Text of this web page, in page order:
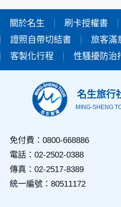
本網站在您使用服務信箱、問卷調
您所提供的姓名、電子郵件地址、
於一般瀏覽時，伺服器會自行記錄
設備的IP位址、使用時間、使用的
用，決不對外公佈。
外，我們會視需要公佈統計數據及
人之資料。
三、資料之保護
備及必要的安全防護措施，加以保
嚴格的保護措施，只由經過授權的
料，相關處理人員皆簽有保密合約
會受到相關的法律處分。
如因業務需要有必要委託其他單位
格要求其遵守保密義務，並且採取
關於名生 刷卡授權書
證照自帶切結書
旅客滿
客製化行程
性騷擾防治
名生旅行
MING-SHENG
免付費：0800-668886
電話：02-2502-0388
傳真：02-2517-8389
統一編號：80511172